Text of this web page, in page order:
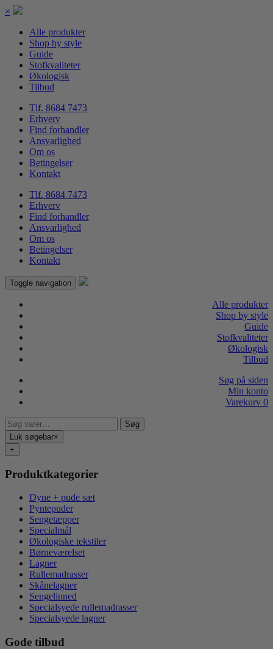
×
Alle produkter
Shop by style
Guide
Stofkvaliteter
Økologisk
Tilbud
Tlf. 8684 7473
Erhverv
Find forhandler
Ansvarlighed
Om os
Betingelser
Kontakt
Tlf. 8684 7473
Erhverv
Find forhandler
Ansvarlighed
Om os
Betingelser
Kontakt
Toggle navigation
Alle produkter
Shop by style
Guide
Stofkvaliteter
Økologisk
Tilbud
Søg på siden
Min konto
Varekurv 0
Søg
efter:
Søg
Luk søgebar×
+
Produktkategorier
Dyne + pude sæt
Pyntepuder
Sengetæpper
Specialmål
Økologiske tekstiler
Børneværelset
Lagner
Rullemadrasser
Skånelagner
Sengelinned
Specialsyede rullemadrasser
Specialsyede lagner
Gode tilbud